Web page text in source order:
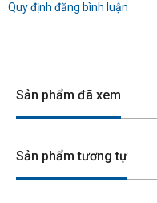
Quy định đăng bình luận
Sản phẩm đã xem
Sản phẩm tương tự